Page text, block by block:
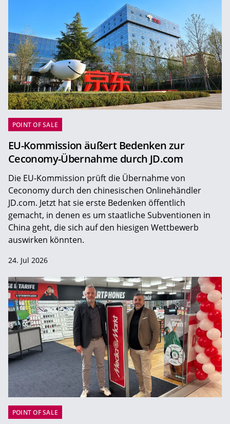
POINT OF SALE
EU-Kommission äußert Bedenken zur
Ceconomy-Übernahme durch JD.com
Die EU-Kommission prüft die Übernahme von
Ceconomy durch den chinesischen Onlinehändler
JD.com. Jetzt hat sie erste Bedenken öffentlich
gemacht, in denen es um staatliche Subventionen in
China geht, die sich auf den hiesigen Wettbewerb
auswirken könnten.
24. Jul 2026
POINT OF SALE